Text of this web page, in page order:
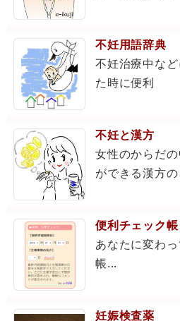
不妊用語辞典
不妊治療中な
た時に便利
不妊と漢方
女性のからだ
ができる漢方の
便利チェック帳
あなたに変わ
帳...
妊娠検査薬